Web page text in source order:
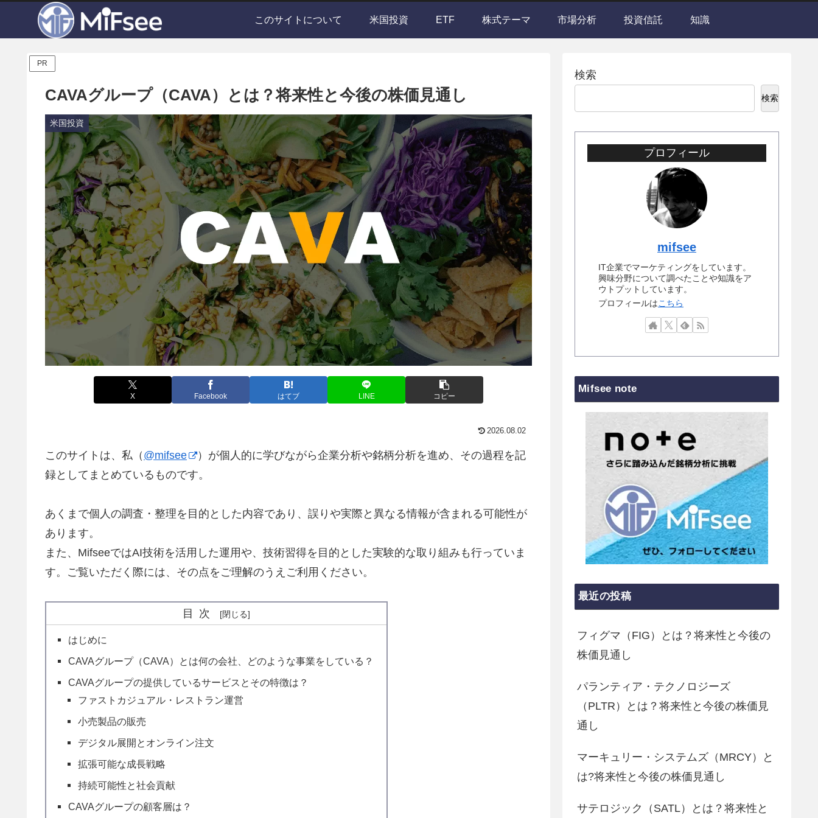
このサイトについて 米国投資 ETF 株式テーマ 市場分析 投資信託 知識
PR
CAVAグループ（CAVA）とは？将来性と今後の株価見通し
米国投資
X Facebook はてブ LINE コピー
2026.08.02
このサイトは、私（ @mifsee
）が個人的に学びながら企業分析や銘柄分析を進め、その過程を記
録としてまとめているものです。
あくまで個人の調査・整理を目的とした内容であり、誤りや実際と異なる情報が含まれる可能性が
あります。
また、MifseeではAI技術を活用した運用や、技術習得を目的とした実験的な取り組みも行っていま
す。ご覧いただく際には、その点をご理解のうえご利用ください。
目次
はじめに
CAVAグループ（CAVA）とは何の会社、どのような事業をしている？
CAVAグループの提供しているサービスとその特徴は？
ファストカジュアル・レストラン運営
小売製品の販売
デジタル展開とオンライン注文
拡張可能な成長戦略
持続可能性と社会貢献
CAVAグループの顧客層は？
検索
検索
プロフィール
mifsee
IT企業でマーケティングをしています。
興味分野について調べたことや知識をア
ウトプットしています。
プロフィールはこちら
Mifsee note
最近の投稿
フィグマ（FIG）とは？将来性と今後の
株価見通し
パランティア・テクノロジーズ
（PLTR）とは？将来性と今後の株価見
通し
マーキュリー・システムズ（MRCY）と
は?将来性と今後の株価見通し
サテロジック（SATL）とは？将来性と